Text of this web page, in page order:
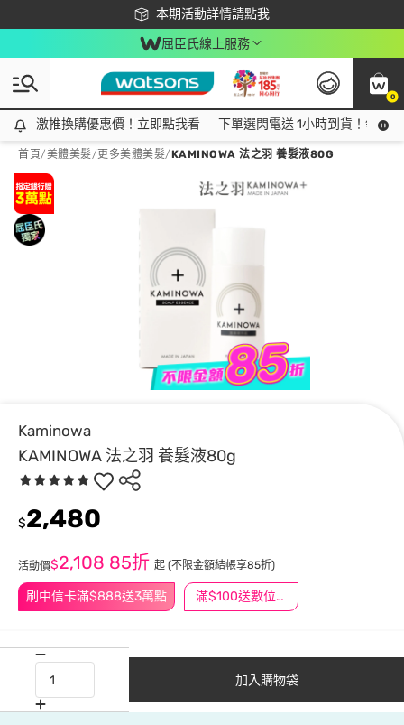
本期活動詳情請點我
下載app最高回饋$350
屈臣氏線上服務
0
激推換購優惠價！立即點我看
激推換購優惠價！立即點我看 下單選閃電送 1小時到貨！領神
首頁/美體美髮/ 更多美體美髮/KAMINOWA 法之羽 養髮液80G
Kaminowa
KAMINOWA 法之羽 養髮液80g
刷中信卡滿$888送3萬點 滿$100送數位印花
$2,480
活動價$2,108 85折 起 (不限金額結帳享85折)
加入購物袋